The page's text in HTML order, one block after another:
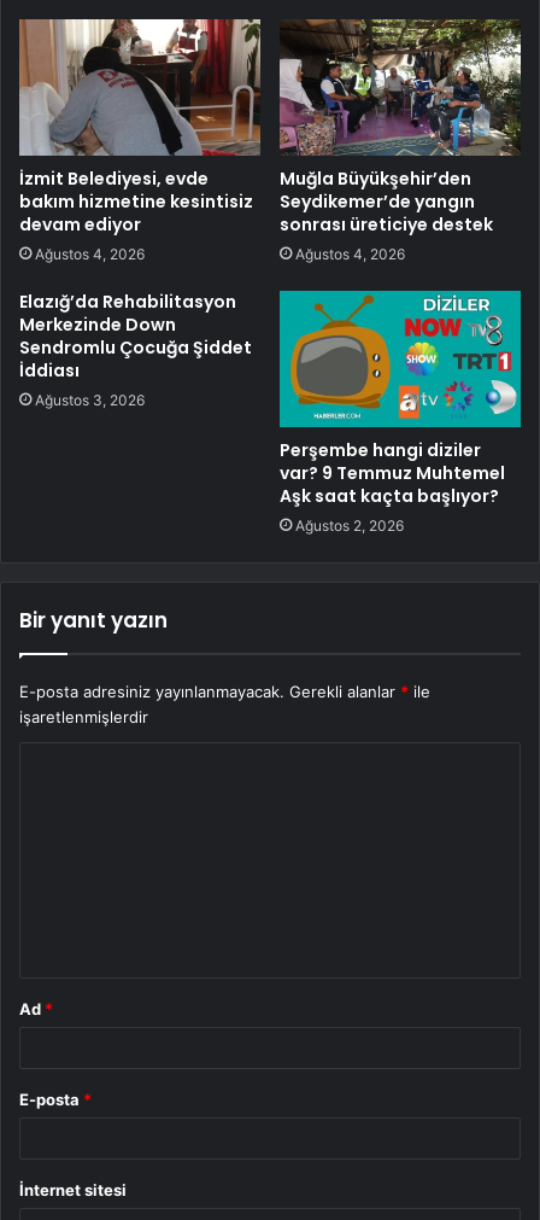
İzmit Belediyesi, evde
bakım hizmetine kesintisiz
devam ediyor
Ağustos 4, 2026
Muğla Büyükşehir’den
Seydikemer’de yangın
sonrası üreticiye destek
Ağustos 4, 2026
Elazığ’da Rehabilitasyon
Merkezinde Down
Sendromlu Çocuğa Şiddet
İddiası
Ağustos 3, 2026
Perşembe hangi diziler
var? 9 Temmuz Muhtemel
Aşk saat kaçta başlıyor?
Ağustos 2, 2026
Bir yanıt yazın
E-posta adresiniz yayınlanmayacak. Gerekli alanlar * ile
işaretlenmişlerdir
Ad *
E-posta *
İnternet sitesi